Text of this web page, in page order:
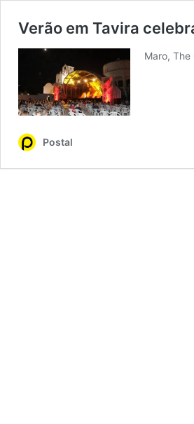
Verão em Tavira
Maro,
Postal